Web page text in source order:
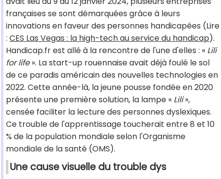
françaises se sont démarquées grâce à leurs
innovations en faveur des personnes handicapées (Lire
: CES Las Vegas : la high-tech au service du handicap).
Handicap.fr est allé à la rencontre de l'une d'elles : « Lili
for life». La start-up rouennaise avait déjà foulé le sol
de ce paradis américain des nouvelles technologies en
2022. Cette année-là, la jeune pousse fondée en 2020
présente une première solution, la lampe « Lili»,
censée faciliter la lecture des personnes dyslexiques.
Ce trouble de l'apprentissage toucherait entre 8 et 10
% de la population mondiale selon l'Organisme
mondiale de la santé (OMS).
Une cause visuelle du trouble dys